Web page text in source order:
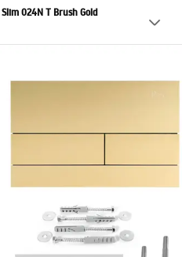
024N T Brush Gold